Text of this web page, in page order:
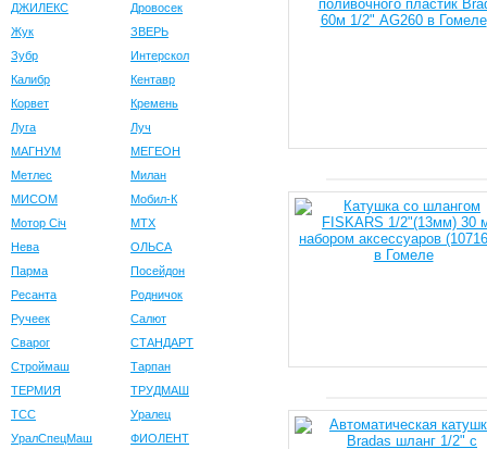
ДЖИЛЕКС
Дровосек
Жук
ЗВЕРЬ
Зубр
Интерскол
Калибр
Кентавр
Корвет
Кремень
Луга
Луч
МАГНУМ
МЕГЕОН
Метлес
Милан
МИСОМ
Мобил-К
Мотор Сiч
МТХ
Нева
ОЛЬСА
Парма
Посейдон
Ресанта
Родничок
Ручеек
Салют
Сварог
СТАНДАРТ
Строймаш
Тарпан
ТЕРМИЯ
ТРУДМАШ
ТСС
Уралец
УралСпецМаш
ФИОЛЕНТ